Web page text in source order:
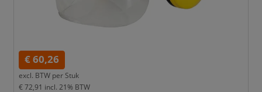
€ 60,26
excl. BTW per Stuk
€ 72,91 incl. 21% BTW